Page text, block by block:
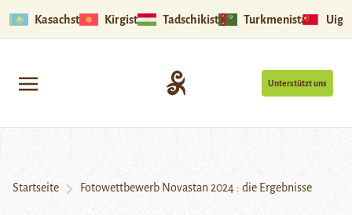
Kasachstan Kirgistan Tadschikistan Turkmenistan
Unterstützt uns
Startseite Fotowettbewerb Novastan 2024 : die Ergebnisse